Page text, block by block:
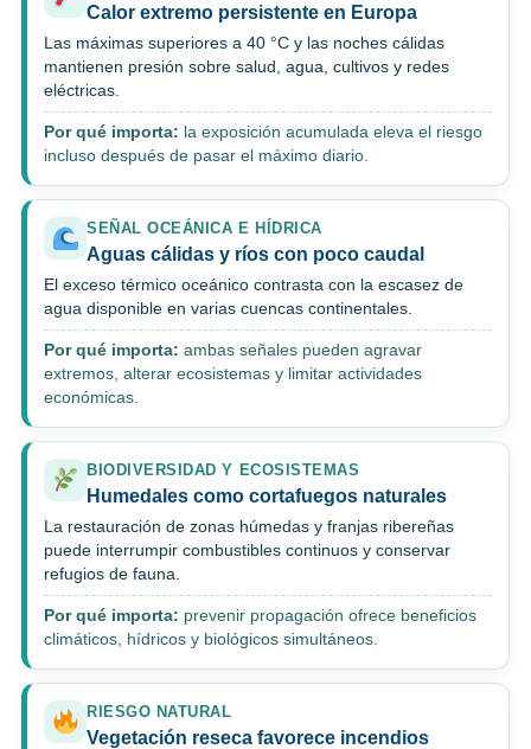
Calor extremo persistente en Europa
Las máximas superiores a 40 °C y las noches cálidas
mantienen presión sobre salud, agua, cultivos y redes
eléctricas.
Por qué importa: la exposición acumulada eleva el riesgo
incluso después de pasar el máximo diario.
SEÑAL OCEÁNICA E HÍDRICA
Aguas cálidas y ríos con poco caudal
El exceso térmico oceánico contrasta con la escasez de
agua disponible en varias cuencas continentales.
Por qué importa: ambas señales pueden agravar
extremos, alterar ecosistemas y limitar actividades
económicas.
BIODIVERSIDAD Y ECOSISTEMAS
Humedales como cortafuegos naturales
La restauración de zonas húmedas y franjas ribereñas
puede interrumpir combustibles continuos y conservar
refugios de fauna.
Por qué importa: prevenir propagación ofrece beneficios
climáticos, hídricos y biológicos simultáneos.
RIESGO NATURAL
Vegetación reseca favorece incendios